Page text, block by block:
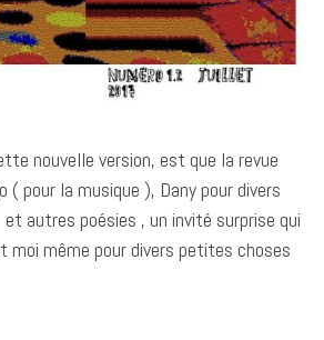
nouvelle version, est que la revue
( pour la musique ), Dany pour divers
autres poésies , un invité surprise qui
moi même pour divers petites choses